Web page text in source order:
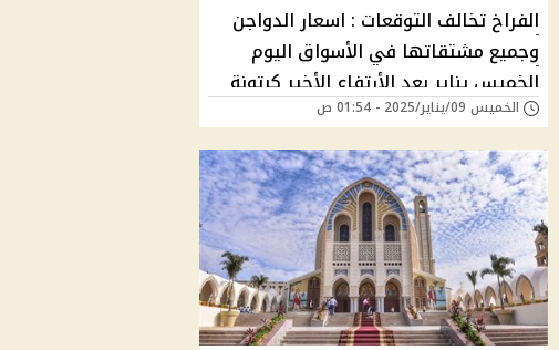
الفراخ تخالف التوقعات : اسعار الدواجن
وجميع مشتقاتها في الأسواق اليوم
الخميس يناير بعد الأرتفاع الأخير كرتونة
البيض بكام؟
الخميس 09/يناير/2025 - 01:54 ص